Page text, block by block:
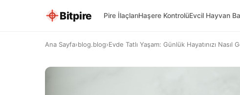
Bitpire Pire İlaçlarıHaşere KontrolüEvcil Hayvan
Ana Sayfa›blog.blog›Evde Tatlı Yaşam: Günlük Hayatınızı Nasıl